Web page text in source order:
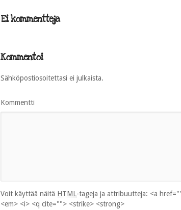
Ei kommentteja
Kommentoi
Sähköpostiosoitettasi ei julkaista.
Kommentti
Voit käyttää näitä HTML-tageja ja attribuutteja: <a
<em> <i> <q cite=""> <strike> <strong>